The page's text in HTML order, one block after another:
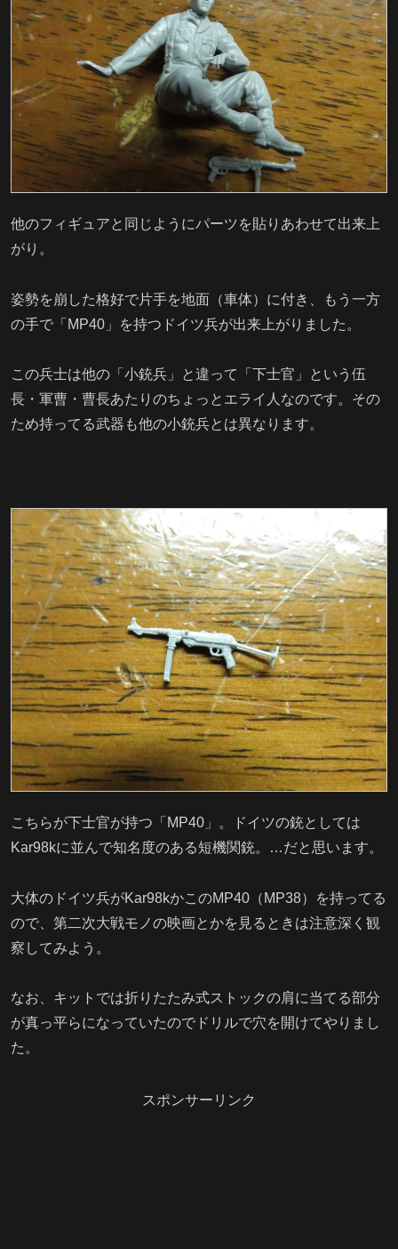
他のフィギュアと同じようにパーツを貼りあわせて出来上
がり。
姿勢を崩した格好で片手を地面（車体）に付き、もう一方
の手で「MP40」を持つドイツ兵が出来上がりました。
この兵士は他の「小銃兵」と違って「下士官」という伍
長・軍曹・曹長あたりのちょっとエライ人なのです。その
ため持ってる武器も他の小銃兵とは異なります。
こちらが下士官が持つ「MP40」。ドイツの銃としては
Kar98kに並んで知名度のある短機関銃。…だと思います。
大体のドイツ兵がKar98kかこのMP40（MP38）を持ってる
ので、第二次大戦モノの映画とかを見るときは注意深く観
察してみよう。
なお、キットでは折りたたみ式ストックの肩に当てる部分
が真っ平らになっていたのでドリルで穴を開けてやりまし
た。
スポンサーリンク